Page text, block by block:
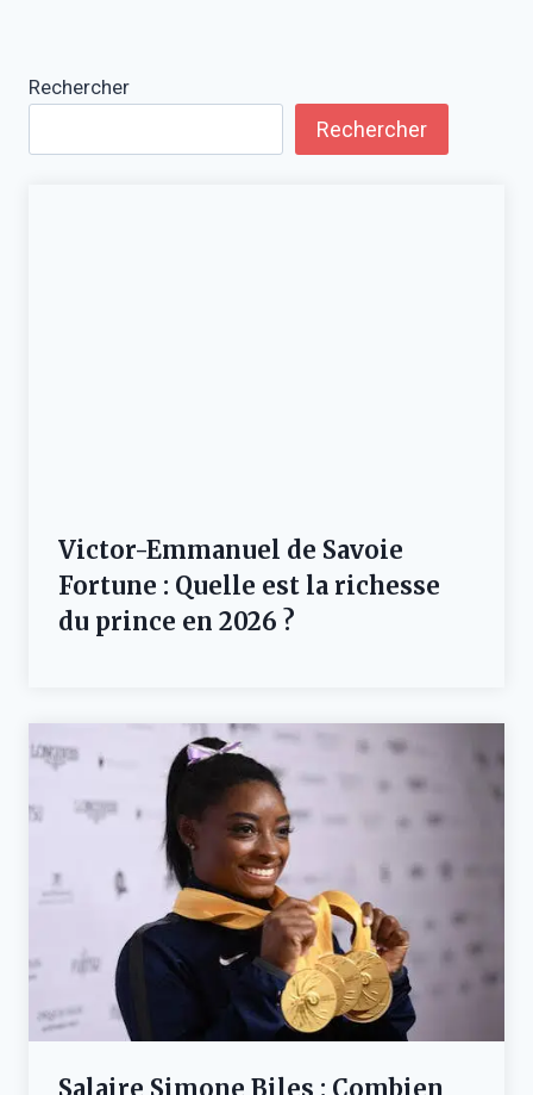
Rechercher
Rechercher
Victor-Emmanuel de Savoie
Fortune : Quelle est la richesse
du prince en 2026 ?
Salaire Simone Biles : Combien